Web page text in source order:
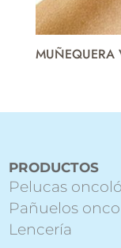
MUÑEQUERA
PRODUCTOS
Pelucas
Pañuelos
Lencería